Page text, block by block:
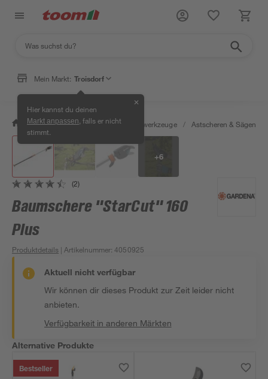
Mein Markt: Troisdorf
Hier kannst du deinen
Markt anpassen , falls er nicht
stimmt.
✕
/ Garten & Freizeit / Gartenhandwerkzeuge / Astscheren & Sägen
+6
(2)
Baumschere "StarCut" 160
Plus
Produktdetails | Artikelnummer:4050925
Aktuell nicht verfügbar
Wir können dir dieses Produkt zur Zeit leider nicht
anbieten.
Verfügbarkeit in anderen Märkten
Alternative Produkte
Bestseller